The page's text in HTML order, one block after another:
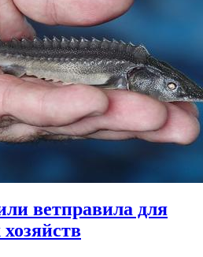
ветправила для